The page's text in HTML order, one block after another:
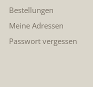
Bestellungen
Meine Adressen
Passwort vergessen